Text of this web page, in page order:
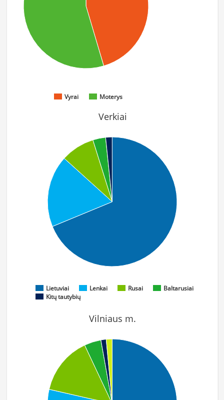
Vyrai Moterys
Verkiai
Lietuviai Lenkai Rusai
Baltarusiai
Kitų tautybių
Vilniaus m.